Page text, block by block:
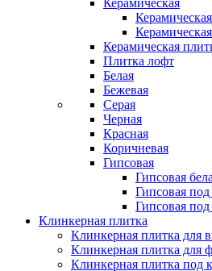
Керамическая
Керамическая
Плитка лофт
Белая
Бежевая
Серая
Черная
Красная
Коричневая
Гипсовая
Гипсовая
Гипсовая
Гипсовая
Клинкерная плитка
Клинкерная плитка для
Клинкерная плитка для
Клинкерная плитка под